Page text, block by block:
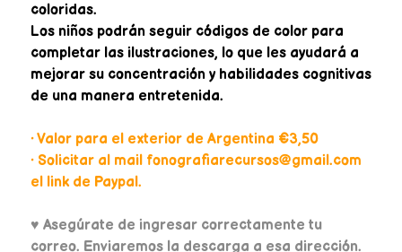
coloridas.
Los niños podrán seguir códigos de color para
completar las ilustraciones, lo que les ayudará a
mejorar su concentración y habilidades cognitivas
de una manera entretenida.
• Valor para el exterior de Argentina €3,50
• Solicitar al mail fonografiarecursos@gmail.com
el link de Paypal.
♥ Asegúrate de ingresar correctamente tu
correo. Enviaremos la descarga a esa dirección.